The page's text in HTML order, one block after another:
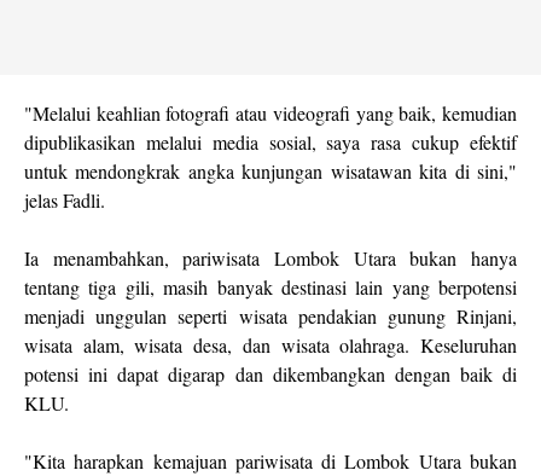
"Melalui keahlian fotografi atau videografi yang baik, kemudian
dipublikasikan melalui media sosial, saya rasa cukup efektif
untuk mendongkrak angka kunjungan wisatawan kita di sini,"
jelas Fadli.
Ia menambahkan, pariwisata Lombok Utara bukan hanya
tentang tiga gili, masih banyak destinasi lain yang berpotensi
menjadi unggulan seperti wisata pendakian gunung Rinjani,
wisata alam, wisata desa, dan wisata olahraga. Keseluruhan
potensi ini dapat digarap dan dikembangkan dengan baik di
KLU.
"Kita harapkan kemajuan pariwisata di Lombok Utara bukan